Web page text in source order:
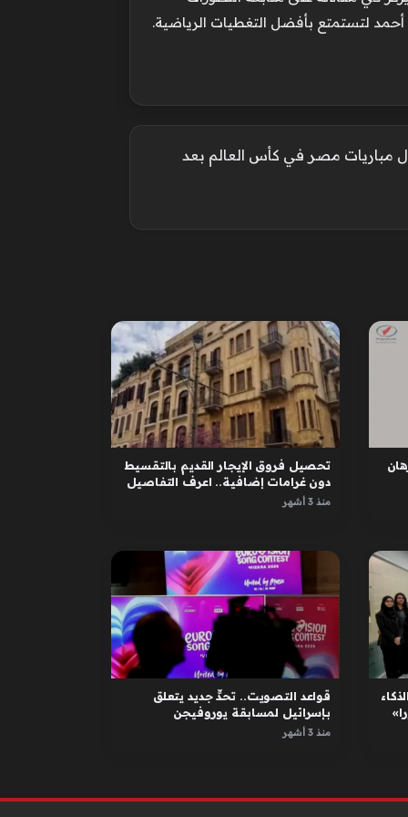
لتستمتع بأفضل التغطيات الرياضية.
مباريات مصر في كأس العالم بعد
تحصيل فروق الإيجار القديم بالتقسيط
دون غرامات إضافية.. اعرف التفاصيل
منذ 3 أشهر
قواعد التصويت.. تحدٍّ جديد يتعلق
بإسرائيل لمسابقة يوروفيجن
منذ 3 أشهر